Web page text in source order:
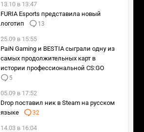
13.10 в 13:47
FURIA Esports представила новый
логотип
13
25.09 в 15:55
PaiN Gaming и BESTIA сыграли одну из
самых продолжительных карт в
истории профессиональной CS:GO
5
05.09 в 17:52
Drop поставил ник в Steam на русском
языке
32
14.03 в 16:04